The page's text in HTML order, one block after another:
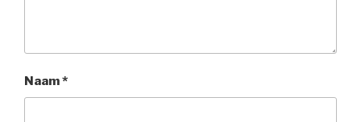
Naam*